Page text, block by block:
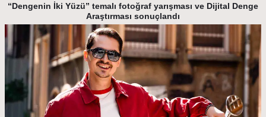
“Dengenin İki Yüzü” temalı fotoğraf yarışması ve Dijital Denge
Araştırması sonuçlandı